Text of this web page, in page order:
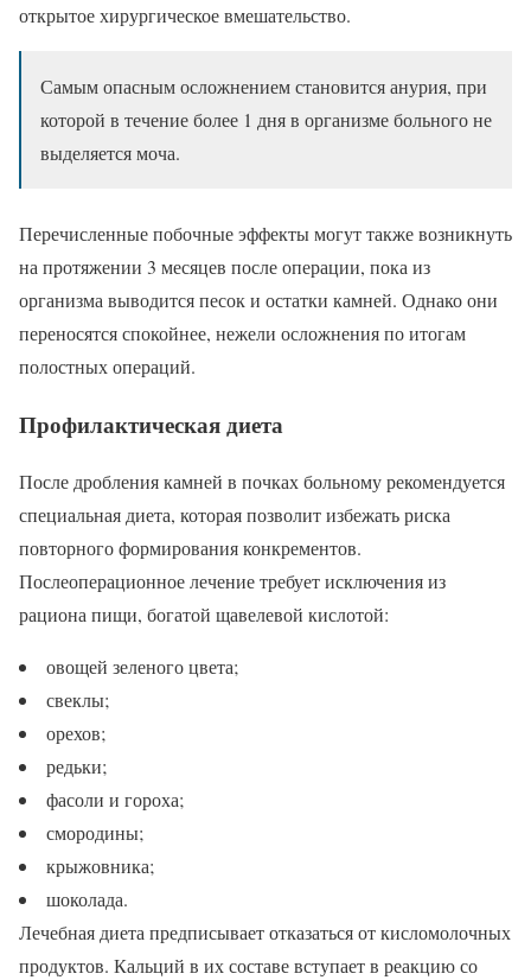
открытое хирургическое вмешательство.
Самым опасным осложнением становится анурия, при
которой в течение более 1 дня в организме больного не
выделяется моча.
Перечисленные побочные эффекты могут также возникнуть
на протяжении 3 месяцев после операции, пока из
организма выводится песок и остатки камней. Однако они
переносятся спокойнее, нежели осложнения по итогам
полостных операций.
Профилактическая диета
После дробления камней в почках больному рекомендуется
специальная диета, которая позволит избежать риска
повторного формирования конкрементов.
Послеоперационное лечение требует исключения из
рациона пищи, богатой щавелевой кислотой:
овощей зеленого цвета;
свеклы;
орехов;
редьки;
фасоли и гороха;
смородины;
крыжовника;
шоколада.
Лечебная диета предписывает отказаться от кисломолочных
продуктов. Кальций в их составе вступает в реакцию со